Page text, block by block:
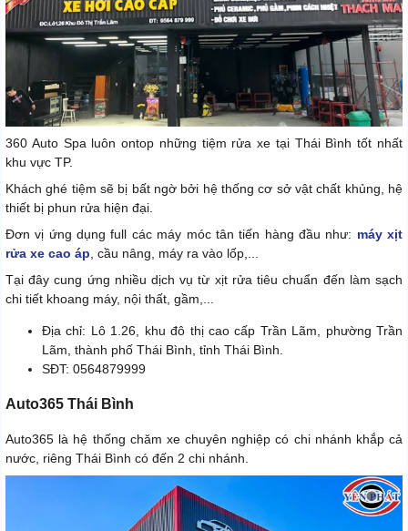
360 Auto Spa luôn ontop những tiệm rửa xe tại Thái Bình tốt nhất
khu vực TP.
Khách ghé tiệm sẽ bị bất ngờ bởi hệ thống cơ sở vật chất khủng, hệ
thiết bị phun rửa hiện đại.
Đơn vị ứng dụng full các máy móc tân tiến hàng đầu như: máy xịt
rửa xe cao áp, cầu nâng, máy ra vào lốp,...
Tại đây cung ứng nhiều dịch vụ từ xịt rửa tiêu chuẩn đến làm sạch
chi tiết khoang máy, nội thất, gầm,...
Địa chỉ: Lô 1.26, khu đô thị cao cấp Trần Lãm, phường Trần
Lãm, thành phố Thái Bình, tỉnh Thái Bình.
SĐT: 0564879999
Auto365 Thái Bình
Auto365 là hệ thống chăm xe chuyên nghiệp có chi nhánh khắp cả
nước, riêng Thái Bình có đến 2 chi nhánh.